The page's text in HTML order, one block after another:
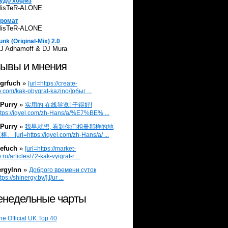
ALONE
ALONE
(Original-Mix) 2.0
Adhamoff & DJ Mura
и мнения
» [url=https://create-
kak-obygrat-kazino/]обыг ...
» 实用的 在线导览! 干得好!
iqvel.com/zh-Hans/a/%E7%BE% ...
» 我早就想, 看到你们相册那样的地
。 [url=https://iqvel.com/zh-Hans/a/ ...
» [url=https://market-
articles/72-kak-vyigrat-r ...
» Доброго времени суток
shinergy.by/].[/ur ...
чарты
Official UK Top 40